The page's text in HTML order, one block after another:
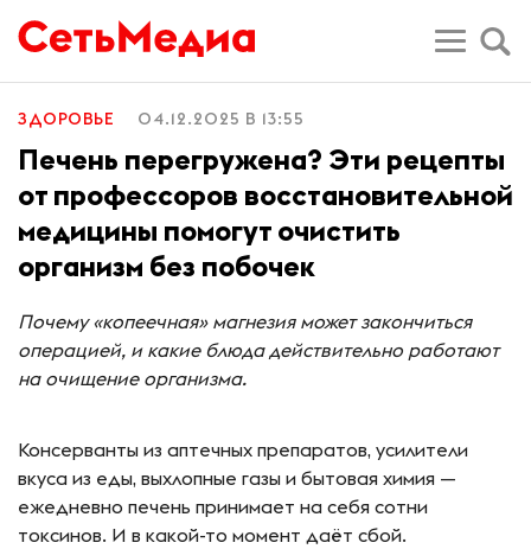
ЗДОРОВЬЕ 04.12.2025 В 13:55
Печень перегружена? Эти рецепты
от профессоров восстановительной
медицины помогут очистить
организм без побочек
Почему «копеечная» магнезия может закончиться
операцией, и какие блюда действительно работают
на очищение организма.
Консерванты из аптечных препаратов, усилители
вкуса из еды, выхлопные газы и бытовая химия —
ежедневно печень принимает на себя сотни
токсинов. И в какой-то момент даёт сбой.